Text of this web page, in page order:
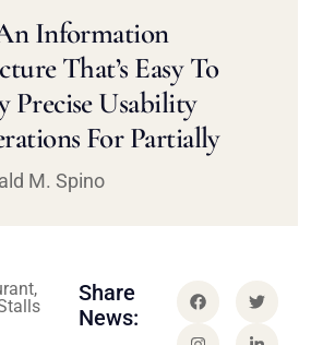
Information
That’s Easy To
Precise Usability
For Partially
M. Spino
Share
News: